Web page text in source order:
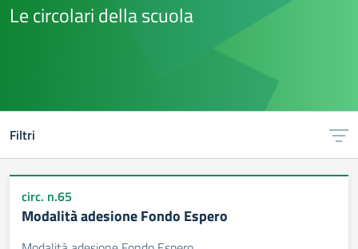
Le circolari della scuola
Filtri
circ. n.65
Modalità adesione Fondo Espero